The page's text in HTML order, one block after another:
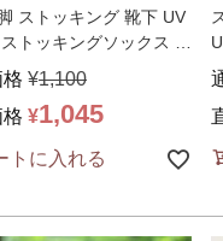
ストッキング 靴下 UV
トッキングソックス 接
底綿
…
¥1,100
¥1,045
トに入れる